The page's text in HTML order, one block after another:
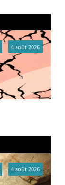
4 août 2026
4 août 2026